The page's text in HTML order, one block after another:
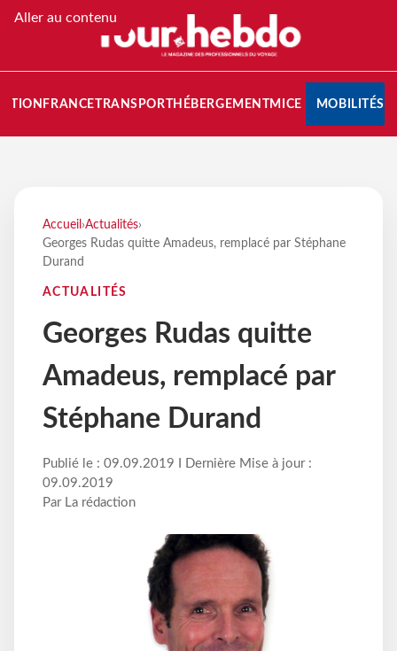
Aller au contenu
FRANCETRANSPORT HÉBERGEMENTMICE MOBILITÉS
Accueil ›Actualités›
Georges Rudas quitte Amadeus, remplacé par Stéphane
Durand
ACTUALITÉS
Georges Rudas quitte
Amadeus, remplacé par
Stéphane Durand
Publié le : 09.09.2019 I Dernière Mise à jour :
09.09.2019
Par La rédaction